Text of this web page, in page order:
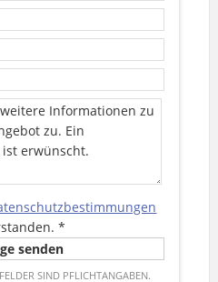
*
SIND PFLICHTANGABEN.